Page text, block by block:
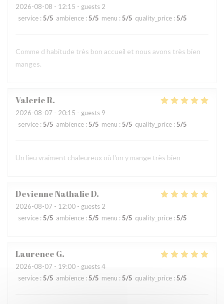
2026-08-08 - 12:15 - guests 2
service : 5/5 ambience : 5/5 menu : 5/5 quality_price : 5/5
Comme d habitude très bon accueil et nous avons très bien
manges.
ValerieR
2026-08-07 - 20:15 - guests 9
service : 5/5 ambience : 5/5 menu : 5/5 quality_price : 5/5
Un lieu vraiment chaleureux où l'on y mange très bien
Devienne NathalieD
2026-08-07 - 12:00 - guests 2
service : 5/5 ambience : 5/5 menu : 5/5 quality_price : 5/5
Laurence G
2026-08-07 - 19:00 - guests 4
service :5/5 ambience : 5/5 menu :5/5 quality_price :5/5